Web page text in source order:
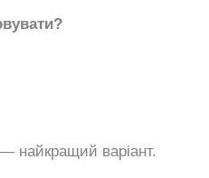
найкращий варіант.